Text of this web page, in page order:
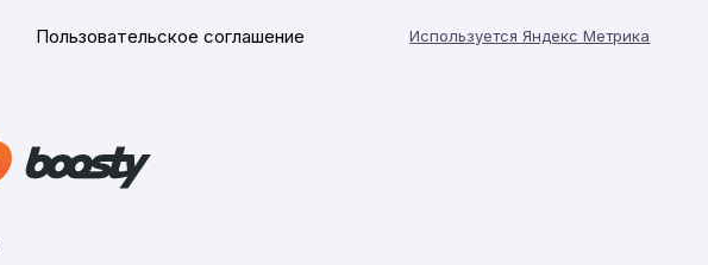
Пользовательское соглашение Используется Яндекс Метрика